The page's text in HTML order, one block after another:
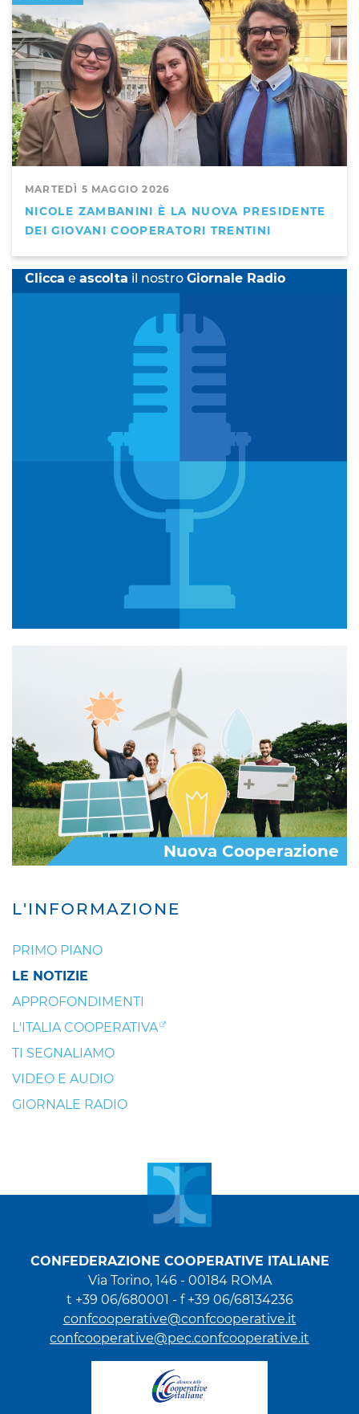
L'INFORMAZIONE
PRIMO PIANO
LE NOTIZIE
APPROFONDIMENTI
L'ITALIA COOPERATIVA
TI SEGNALIAMO
VIDEO E AUDIO
GIORNALE RADIO
MARTEDÌ 5 MAGGIO 2026
NICOLE ZAMBANINI È LA NUOVA PRESIDENTE
DEI GIOVANI COOPERATORI TRENTINI
Clicca e ascolta il nostro Giornale Radio
Nuova Cooperazione
CONFEDERAZIONE COOPERATIVE ITALIANE
Via Torino, 146 - 00184 ROMA
t +39 06/680001 - f +39 06/68134236
confcooperative@confcooperative.it
confcooperative@pec.confcooperative.it